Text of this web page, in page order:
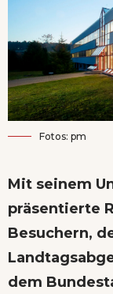
Fotos: pm
Mit seinem
präsentierte
Besuchern,
dem